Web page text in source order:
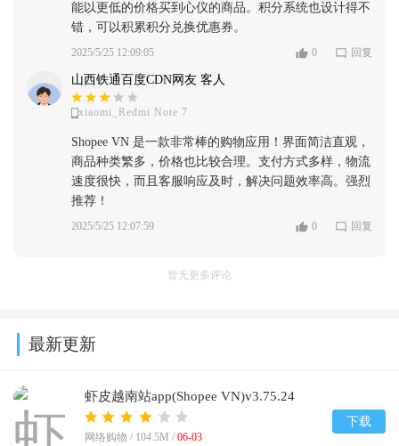
能以更低的价格买到心仪的商品。积分系统也设计得不
错，可以积累积分兑换优惠券。
2025/5/25 12:09:05 0 回复
山西铁通百度CDN网友 客人
xiaomi_Redmi Note 7
Shopee VN 是一款非常棒的购物应用！界面简洁直观，
商品种类繁多，价格也比较合理。支付方式多样，物流
速度很快，而且客服响应及时，解决问题效率高。强烈
推荐！
2025/5/25 12:07:59 0 回复
暂无更多评论
最新更新
虾皮越南站app(Shopee VN)v3.75.24
网络购物 / 104.5M / 06-03
下载